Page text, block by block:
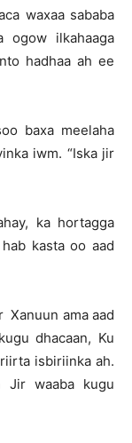
waxaa sababa
ogow ilkahaaga
hadhaa ah ee
baxa meelaha
iwm. “Iska jir
ka hortagga
kasta oo aad
Xanuun ama aad
dhacaan, Ku
isbiriinka ah.
Jir waaba kugu